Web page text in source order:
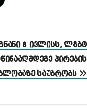
8 ივლისს, ლგბტ
პირების
საუბრობს